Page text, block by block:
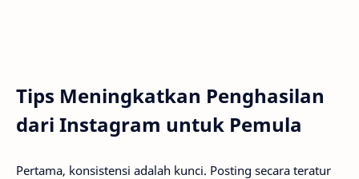
Tips Meningkatkan Penghasilan
dari Instagram untuk Pemula
Pertama, konsistensi adalah kunci. Posting secara teratur